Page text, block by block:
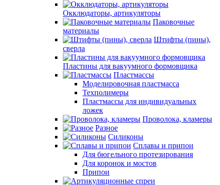
Окклюдаторы, артикуляторы
Паковочные
материалы
Штифты (пины),
сверла
Пластины для вакуумного формовщика
Пластмассы
Моделировочная пластмасса
Техполимеры
Пластмассы для индивидуальных
ложек
Проволока, кламеры
Разное
Силиконы
Сплавы и припои
Для бюгельного протезирования
Для коронок и мостов
Припои